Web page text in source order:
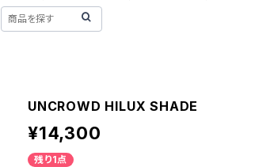
UNCROWD HILUX SHADE
¥14,300
残り1点